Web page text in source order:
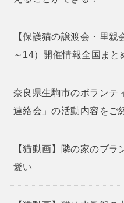
【保護猫の譲渡会・里
～14）開催情報全国まと
奈良県生駒市のボランテ
連絡会」の活動内容をご
【猫動画】隣の家のブ
愛い